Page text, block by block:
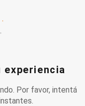
experiencia
Por favor, intentá